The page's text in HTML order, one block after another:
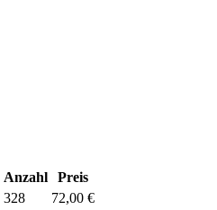
Anzahl
Preis
328
72,00 €